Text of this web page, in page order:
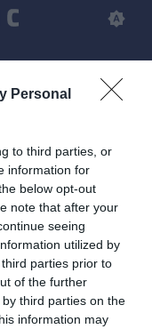
Personal
to third parties, or
information for
below opt-out
note that after your
seeing
utilized by
parties prior to
of the further
third parties on the
information may
nel
alla corte di
di 7 reti e 4 assist